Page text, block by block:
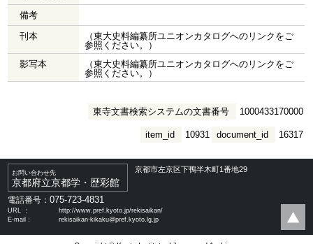
備考
刊本
（東大史料編纂所ユニオンカタログへのリンクをご
参照ください。）
影写本
（東大史料編纂所ユニオンカタログへのリンクをご
参照ください。）
東寺文書検索システムの文書番号 1000433170000
document_id 16317
item_id 10931
お問い合わせ先
京都府立京都学・歴彩館
京都市左京区下鴨半木町1番地29
電話番号：075-723-4831
URL ：
http://www.pref.kyoto.jp/rekisaikan/
E-mail：
rekisaikan-kikaku@pref.kyoto.lg.jp